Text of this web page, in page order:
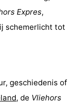
Expres,
schemerlicht tot
geschiedenis of
, de Vliehors